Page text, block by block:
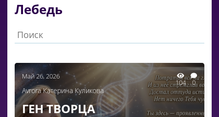
Лебедь
Май 26, 2026
104 0
Avrora Катерина Куликова
ГЕН ТВОРЦА